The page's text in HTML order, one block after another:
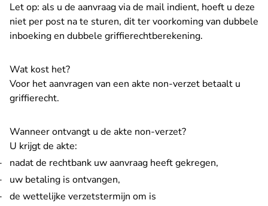
Let op: als u de aanvraag via de mail indient, hoeft u deze
niet per post na te sturen, dit ter voorkoming van dubbele
inboeking en dubbele griffierechtberekening.
Wat kost het?
Voor het aanvragen van een akte non-verzet betaalt u
griffierecht.
Wanneer ontvangt u de akte non-verzet?
U krijgt de akte:
nadat de rechtbank uw aanvraag heeft gekregen,
uw betaling is ontvangen,
de wettelijke verzetstermijn om is